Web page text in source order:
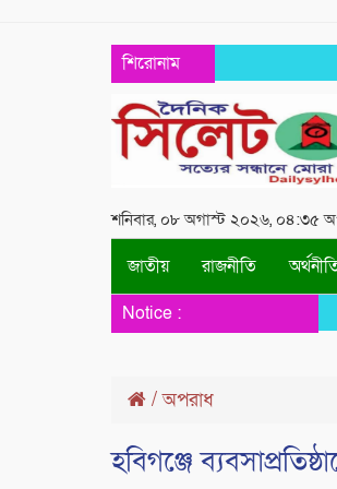
শিরোনাম
শনিবার, ০৮ অগাস্ট ২০২৬, ০৪:৩৫
জাতীয় রাজনীতি
Notice :
/অপরাধ
হবিগঞ্জে